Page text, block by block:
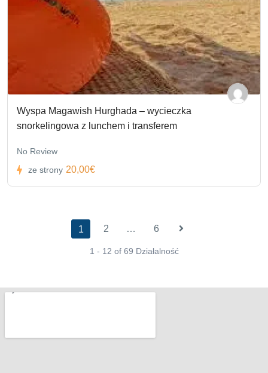
Wyspa Magawish Hurghada – wycieczka
snorkelingowa z lunchem i transferem
No Review
ze strony 20,00€
1 2 … 6
1 - 12 of 69 Działalność